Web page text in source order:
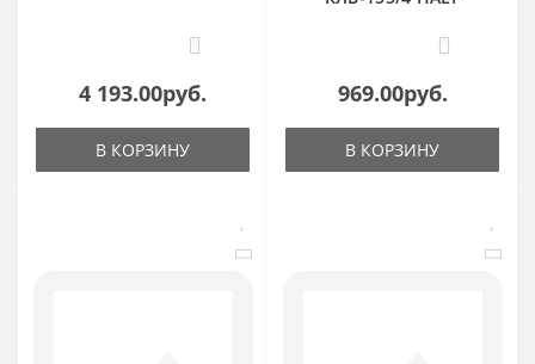
0
4 193.00руб.
В КОРЗИНУ
0
969.00руб.
В КОРЗИНУ